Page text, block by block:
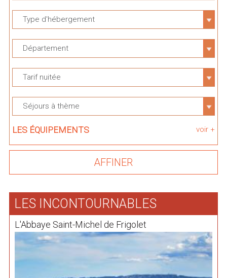
Type d'hébergement
Département
Tarif nuitée
Séjours à thème
LES ÉQUIPEMENTS voir +
LES INCONTOURNABLES
L'Abbaye Saint-Michel de Frigolet